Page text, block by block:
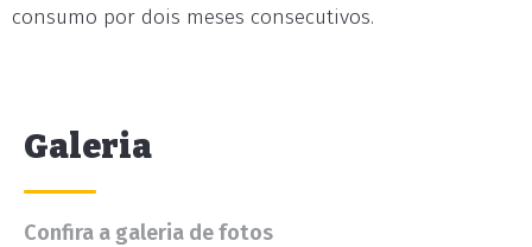
consumo por dois meses consecutivos.
Galeria
Confira a galeria de fotos